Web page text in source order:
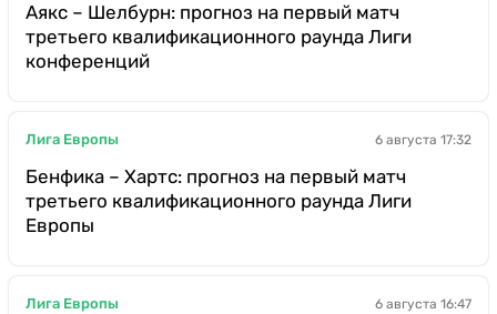
Аякс – Шелбурн: прогноз на первый матч
третьего квалификационного раунда Лиги
конференций
Лига Европы 6 августа 17:32
Бенфика – Хартс: прогноз на первый матч
третьего квалификационного раунда Лиги
Европы
Лига Европы 6 августа 16:47